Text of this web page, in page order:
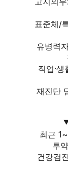
표준체/
유병력
직업·
재진단
최근
투
건강검